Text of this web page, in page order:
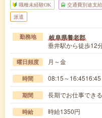
職種未経験OK 交通費別途支
派遣
勤務地 岐阜県養老郡
垂井駅から徒歩12
曜日頻度 月～金
時間 08:15～
期間 長期でお仕事でき
時給 時給1350円